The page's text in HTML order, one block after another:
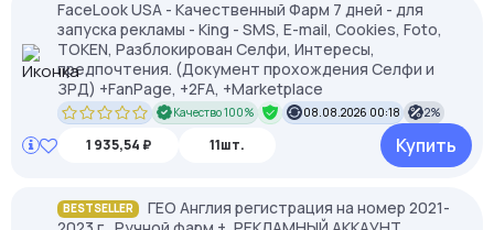
FaceLook USA - Качественный Фарм 7 дней - для
запуска рекламы - King - SMS, E-mail, Cookies, Foto,
TOKEN, Разблокирован Селфи, Интересы,
предпочтения. (Документ прохождения Селфи и
ЗРД) +FanPage, +2FA, +Marketplace
Качество 100% 08.08.2026 00:18 2%
1 935,54 ₽ 11шт. Купить
BESTSELLER
ГЕО Англия регистрация на номер 2021-